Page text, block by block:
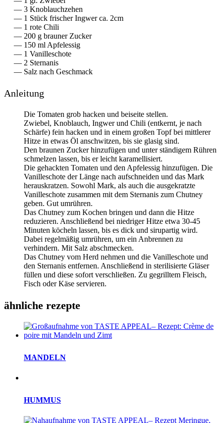
3 Knoblauchzehen
1 Stück frischer Ingwer ca. 2cm
1 rote Chili
200 g brauner Zucker
150 ml Apfelessig
1 Vanilleschote
2 Sternanis
Salz nach Geschmack
Anleitung
Die Tomaten grob hacken und beiseite stellen.
Zwiebel, Knoblauch, Ingwer und Chili (entkernt, je nach
Schärfe) fein hacken und in einem großen Topf bei mittlerer
Hitze in etwas Öl anschwitzen, bis sie glasig sind.
Den braunen Zucker hinzufügen und unter ständigem Rühren
schmelzen lassen, bis er leicht karamellisiert.
Die gehackten Tomaten und den Apfelessig hinzufügen. Die
Vanilleschote der Länge nach aufschneiden und das Mark
herauskratzen. Sowohl Mark, als auch die ausgekratzte
Vanilleschote zusammen mit dem Sternanis zum Chutney
geben. Gut umrühren.
Das Chutney zum Kochen bringen und dann die Hitze
reduzieren. Anschließend bei niedriger Hitze etwa 30-45
Minuten köcheln lassen, bis es dick und sirupartig wird.
Dabei regelmäßig umrühren, um ein Anbrennen zu
verhindern. Mit Salz abschmecken.
Das Chutney vom Herd nehmen und die Vanilleschote und
den Sternanis entfernen. Anschließend in sterilisierte Gläser
füllen und diese sofort verschließen. Zu gegrilltem Fleisch,
Fisch oder Käse servieren.
ähnliche rezepte
MANDELN
HUMMUS